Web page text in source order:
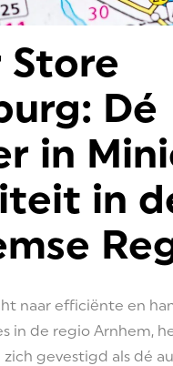
Store
Dé
in
in
naar efficiënte en
in de regio Arnhem,
zich gevestigd als dé